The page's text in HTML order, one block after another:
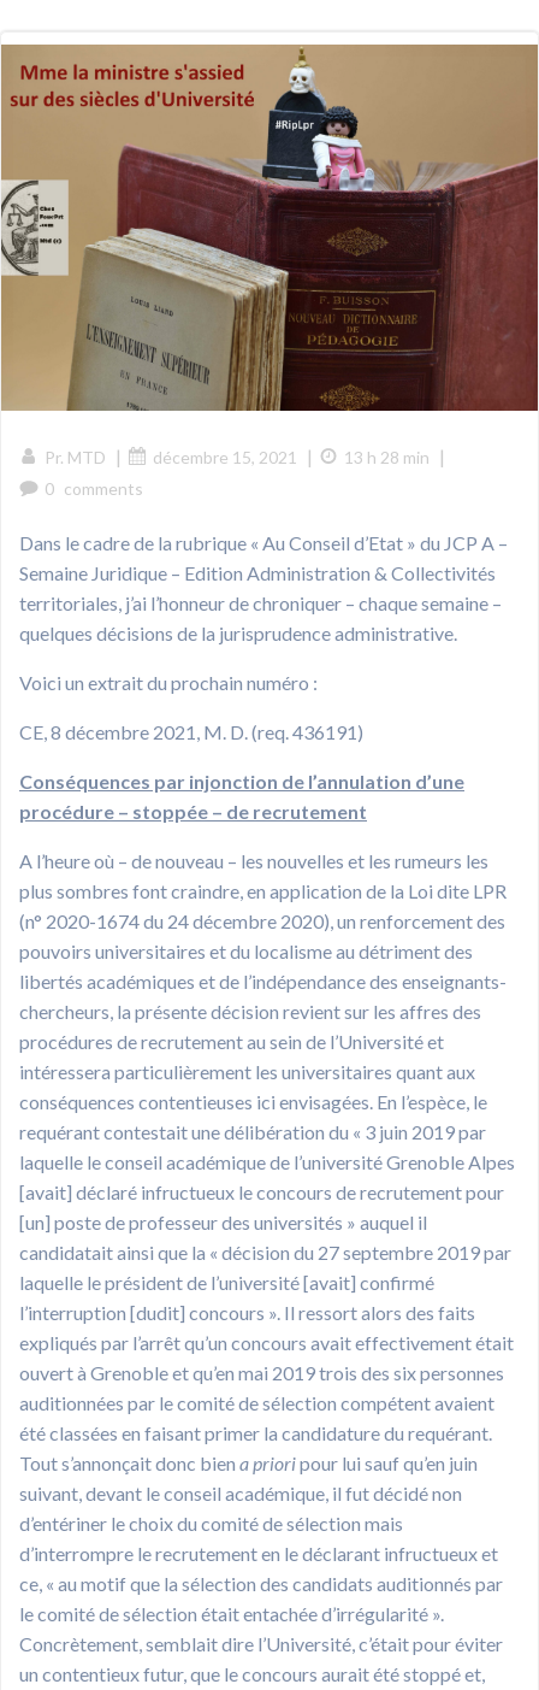
Pr. MTD | décembre 15, 2021 | 13 h 28 min |
0 comments
Dans le cadre de la rubrique « Au Conseil d’Etat » du JCP A –
Semaine Juridique – Edition Administration & Collectivités
territoriales, j’ai l’honneur de chroniquer – chaque semaine –
quelques décisions de la jurisprudence administrative.
Voici un extrait du prochain numéro :
CE, 8 décembre 2021, M. D. (req. 436191)
Conséquences par injonction de l’annulation d’une
procédure – stoppée – de recrutement
A l’heure où – de nouveau – les nouvelles et les rumeurs les
plus sombres font craindre, en application de la Loi dite LPR
(n° 2020-1674 du 24 décembre 2020), un renforcement des
pouvoirs universitaires et du localisme au détriment des
libertés académiques et de l’indépendance des enseignants-
chercheurs, la présente décision revient sur les affres des
procédures de recrutement au sein de l’Université et
intéressera particulièrement les universitaires quant aux
conséquences contentieuses ici envisagées. En l’espèce, le
requérant contestait une délibération du « 3 juin 2019 par
laquelle le conseil académique de l’université Grenoble Alpes
[avait] déclaré infructueux le concours de recrutement pour
[un] poste de professeur des universités » auquel il
candidatait ainsi que la « décision du 27 septembre 2019 par
laquelle le président de l’université [avait] confirmé
l’interruption [dudit] concours ». Il ressort alors des faits
expliqués par l’arrêt qu’un concours avait effectivement était
ouvert à Grenoble et qu’en mai 2019 trois des six personnes
auditionnées par le comité de sélection compétent avaient
été classées en faisant primer la candidature du requérant.
Tout s’annonçait donc bien a prioripour lui sauf qu’en juin
suivant, devant le conseil académique, il fut décidé non
d’entériner le choix du comité de sélection mais
d’interrompre le recrutement en le déclarant infructueux et
ce, « au motif que la sélection des candidats auditionnés par
le comité de sélection était entachée d’irrégularité ».
Concrètement, semblait dire l’Université, c’était pour éviter
un contentieux futur, que le concours aurait été stoppé et,